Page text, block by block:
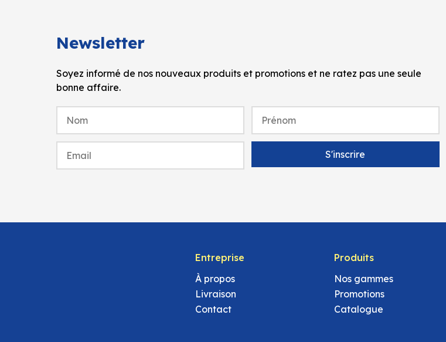
Newsletter
Soyez informé de nos nouveaux produits et promotions et ne ratez pas une seule
bonne affaire.
Entreprise
À propos
Livraison
Contact
Produits
Nos gammes
Promotions
Catalogue